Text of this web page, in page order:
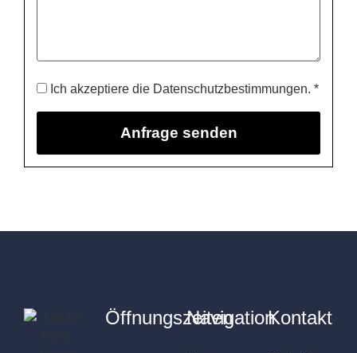
Ich akzeptiere die Datenschutzbestimmungen. *
Öffnungszeiten
NavigationKontakt